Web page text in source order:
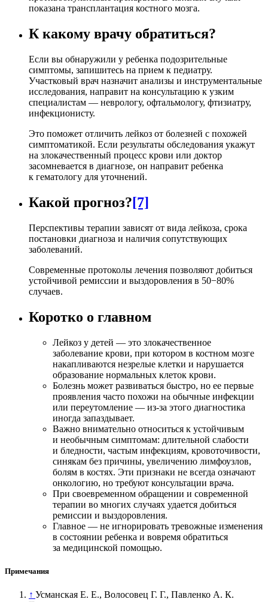
показана трансплантация костного мозга.
К какому врачу обратиться?
Если вы обнаружили у ребенка подозрительные
симптомы, запишитесь на прием к педиатру.
Участковый врач назначит анализы и инструментальные
исследования, направит на консультацию к узким
специалистам — неврологу, офтальмологу, фтизиатру,
инфекционисту.
Это поможет отличить лейкоз от болезней с похожей
симптоматикой. Если результаты обследования укажут
на злокачественный процесс крови или доктор
засомневается в диагнозе, он направит ребенка
к гематологу для уточнений.
Какой прогноз?[7]
Перспективы терапии зависят от вида лейкоза, срока
постановки диагноза и наличия сопутствующих
заболеваний.
Современные протоколы лечения позволяют добиться
устойчивой ремиссии и выздоровления в 50−80%
случаев.
Коротко о главном
Лейкоз у детей — это злокачественное
заболевание крови, при котором в костном мозге
накапливаются незрелые клетки и нарушается
образование нормальных клеток крови.
Болезнь может развиваться быстро, но ее первые
проявления часто похожи на обычные инфекции
или переутомление — из-за этого диагностика
иногда запаздывает.
Важно внимательно относиться к устойчивым
и необычным симптомам: длительной слабости
и бледности, частым инфекциям, кровоточивости,
синякам без причины, увеличению лимфоузлов,
болям в костях. Эти признаки не всегда означают
онкологию, но требуют консультации врача.
При своевременном обращении и современной
терапии во многих случаях удается добиться
ремиссии и выздоровления.
Главное — не игнорировать тревожные изменения
в состоянии ребенка и вовремя обратиться
за медицинской помощью.
Примечания
↑ Усманская Е. Е., Волосовец Г. Г., Павленко А. К.